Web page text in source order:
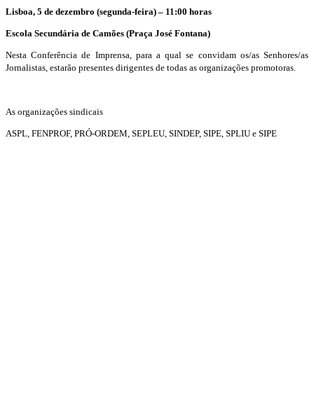
Lisboa, 5 de dezembro (segunda-feira) – 11:00 horas
Escola Secundária de Camões (Praça José Fontana)
Nesta Conferência de Imprensa, para a qual se convidam os/as Senhores/as
Jornalistas, estarão presentes dirigentes de todas as organizações promotoras.
As organizações sindicais
ASPL, FENPROF, PRÓ-ORDEM, SEPLEU, SINDEP, SIPE, SPLIU e SIPE